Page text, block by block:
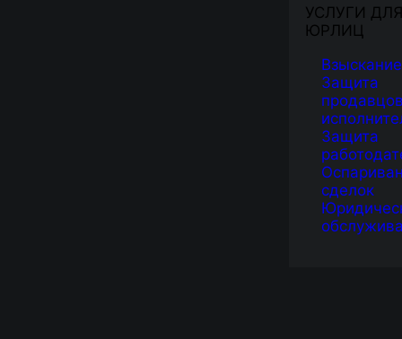
УСЛУГИ ДЛЯ
ЮРЛИЦ
Защита
Защита
сделок